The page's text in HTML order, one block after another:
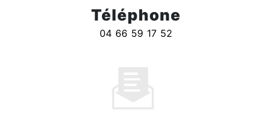
Téléphone
04 66 59 17 52